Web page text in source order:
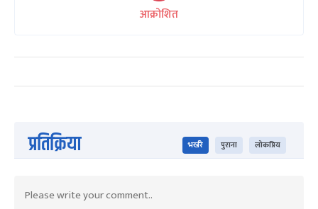
आक्रोशित
प्रतिक्रिया भर्खरै पुराना लोकप्रिय